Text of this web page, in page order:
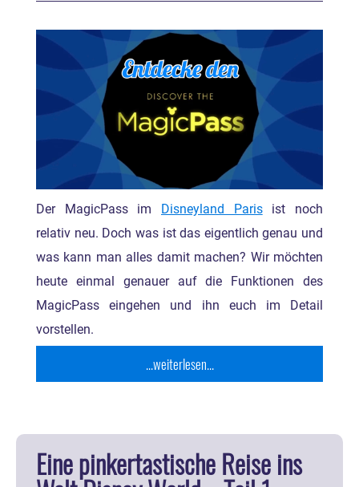
Der MagicPass im Disneyland Parisist noch
relativ neu. Doch was ist das eigentlich genau und
was kann man alles damit machen? Wir möchten
heute einmal genauer auf die Funktionen des
MagicPass eingehen und ihn euch im Detail
vorstellen.
...weiterlesen...
Eine pinkertastische Reise ins